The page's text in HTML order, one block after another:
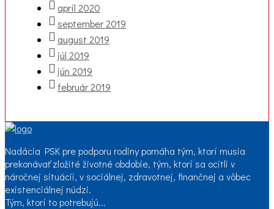
apríl 2020
september 2019
august 2019
júl 2019
jún 2019
február 2019
Nadácia PSK pre podporu rodiny pomáha tým, ktorí musia
prekonávať zložité životné obdobie, tým, ktorí sa ocitli v
náročnej situácii, v sociálnej, zdravotnej, finančnej a vôbec
existenciálnej núdzi.
Tým, ktorí to potrebujú...